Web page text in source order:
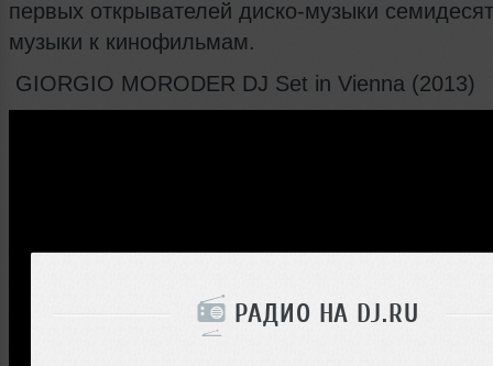
РАДИО НА DJ.RU
первых открывателей диско-музыки
музыки к кинофильмам.
GIORGIO MORODER DJ Set in Vienna (2013)